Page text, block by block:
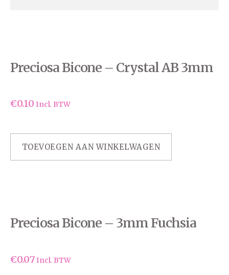
Preciosa Bicone – Crystal AB 3mm
€0.10 Incl. BTW
TOEVOEGEN AAN WINKELWAGEN
Preciosa Bicone – 3mm Fuchsia
€0.07 Incl. BTW